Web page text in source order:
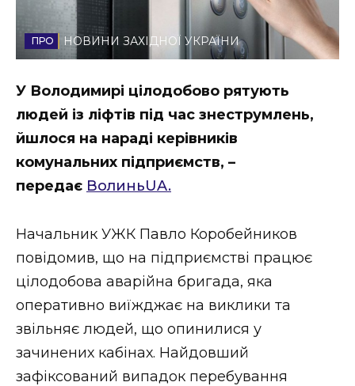
Стиль життя
Втрачений Ужгород
Втрачений Ужгород (відеоверсія)
ЗАКАРПАТСЬКІ НОВИНИ
НОВИНИ ЗАХІДНОЇ УКРАЇНИ
ФОТО
НОВИНИ ЗАХІДНОЇ УКРАЇНИ
У Володимирі цілодобово рятують
людей із ліфтів під час знеструмлень,
йшлося на нараді керівників
комунальних підприємств, –
передає ВолиньUA.
Начальник УЖК Павло Коробейников
повідомив, що на підприємстві працює
цілодобова аварійна бригада, яка
оперативно виїжджає на виклики та
звільняє людей, що опинилися у
зачинених кабінах. Найдовший
зафіксований випадок перебування